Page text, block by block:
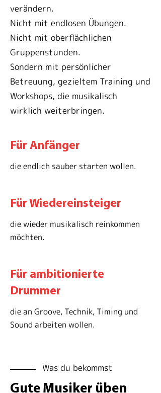
verändern.
Nicht mit endlosen Übungen.
Nicht mit oberflächlichen
Gruppenstunden.
Sondern mit persönlicher
Betreuung, gezieltem Training und
Workshops, die musikalisch
wirklich weiterbringen.
Für Anfänger
die endlich sauber starten wollen.
Für Wiedereinsteiger
die wieder musikalisch reinkommen
möchten.
Für ambitionierte
Drummer
die an Groove, Technik, Timing und
Sound arbeiten wollen.
Was du bekommst
Gute Musiker üben